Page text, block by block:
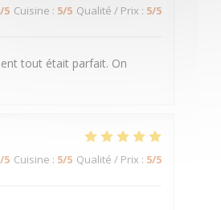
/5 Cuisine : 5/5 Qualité / Prix : 5/5
tout était parfait. On
/5 Cuisine : 5/5 Qualité / Prix : 5/5